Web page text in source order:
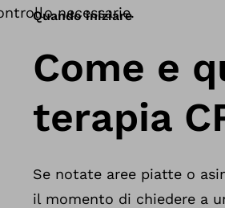
necessarie.
Quando iniziare
Come e
terapia
Se notate aree piatte o
il momento di chiedere a